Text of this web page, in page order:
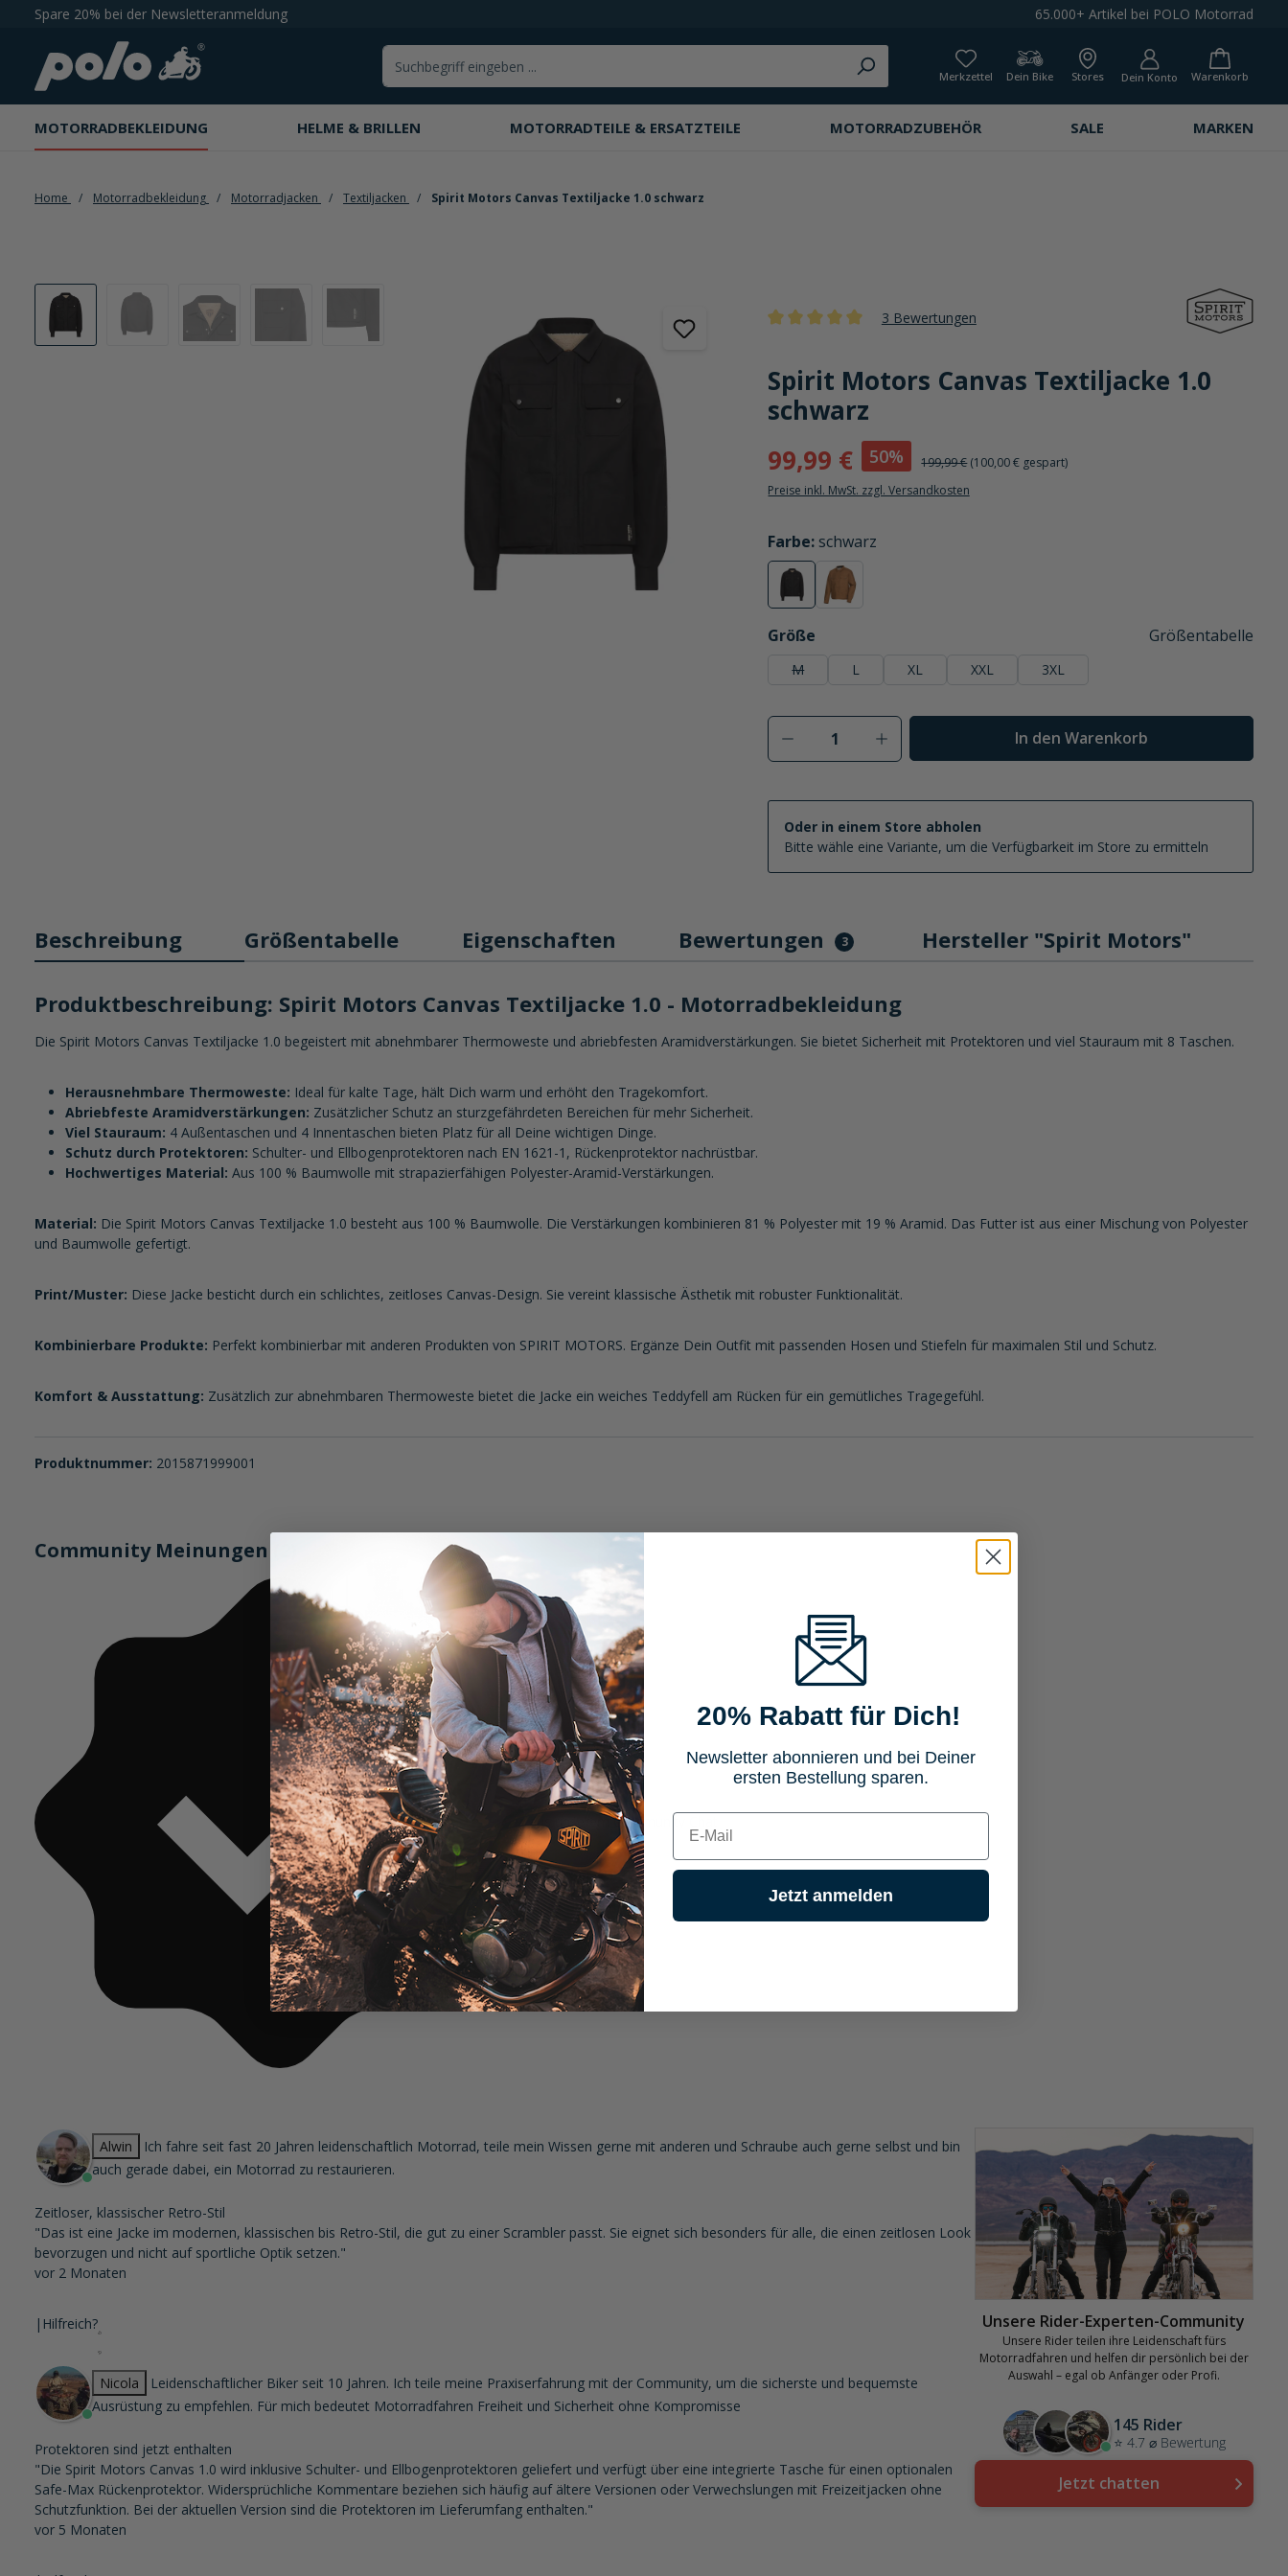
Zur Hauptnavigation springen
Spare 20% bei der Newsletteranmeldung 65.000+ Artikel bei POLO Motorrad
Merkzettel Dein Bike Stores Dein Konto Warenkorb
MOTORRADBEKLEIDUNG HELME & BRILLEN MOTORRADTEILE & ERSATZTEILE MOTORRADZUBEHÖR SALE MARKEN
Home Motorradbekleidung Motorradjacken Textiljacken Spirit Motors Canvas Textiljacke 1.0 schwarz
Bildergalerie überspringen
3 Bewertungen
Spirit Motors Canvas Textiljacke 1.0
schwarz
99,99 €
50% 199,99 € (100,00 € gespart)
Preise inkl. MwSt. zzgl. Versandkosten
Farbe
auswählen
: schwarz
schwarz
(Diese Option ist zurzeit nicht verfügbar.)
beige
(Diese Option ist zurzeit nicht verfügbar.)
Größe
auswählen Größentabelle
M L XL XXL 3XL
Produkt Anzahl: Gib den gewünschten Wert ein
In den Warenkorb
Oder in einem Store abholen
Bitte wähle eine Variante, um die Verfügbarkeit im Store zu ermitteln
Beschreibung Größentabelle Eigenschaften Bewertungen 3 Hersteller "Spirit Motors"
Produktbeschreibung: Spirit Motors Canvas Textiljacke 1.0 - Motorradbekleidung
Die Spirit Motors Canvas Textiljacke 1.0 begeistert mit abnehmbarer Thermoweste und abriebfesten Aramidverstärkungen. Sie bietet Sicherheit mit Protektoren und viel Stauraum mit 8 Taschen.
Herausnehmbare Thermoweste: Ideal für kalte Tage, hält Dich warm und erhöht den Tragekomfort.
Abriebfeste Aramidverstärkungen: Zusätzlicher Schutz an sturzgefährdeten Bereichen für mehr Sicherheit.
Viel Stauraum: 4 Außentaschen und 4 Innentaschen bieten Platz für all Deine wichtigen Dinge.
Schutz durch Protektoren: Schulter- und Ellbogenprotektoren nach EN 1621-1, Rückenprotektor nachrüstbar.
Hochwertiges Material: Aus 100 % Baumwolle mit strapazierfähigen Polyester-Aramid-Verstärkungen.
Material: Die Spirit Motors Canvas Textiljacke 1.0 besteht aus 100 % Baumwolle. Die Verstärkungen kombinieren 81 % Polyester mit 19 % Aramid. Das Futter ist aus einer Mischung von Polyester
und Baumwolle gefertigt.
Print/Muster: Diese Jacke besticht durch ein schlichtes, zeitloses Canvas-Design. Sie vereint klassische Ästhetik mit robuster Funktionalität.
Kombinierbare Produkte: Perfekt kombinierbar mit anderen Produkten von SPIRIT MOTORS. Ergänze Dein Outfit mit passenden Hosen und Stiefeln für maximalen Stil und Schutz.
Komfort & Ausstattung: Zusätzlich zur abnehmbaren Thermoweste bietet die Jacke ein weiches Teddyfell am Rücken für ein gemütliches Tragegefühl.
Produktnummer: 2015871999001
Community Meinungen (2)
aus unserem Community Chat
Alwin
Ich fahre seit fast 20 Jahren leidenschaftlich Motorrad, teile mein Wissen gerne mit anderen und Schraube auch gerne selbst und bin
auch gerade dabei, ein Motorrad zu restaurieren.
Zeitloser, klassischer Retro-Stil
"Das ist eine Jacke im modernen, klassischen bis Retro-Stil, die gut zu einer Scrambler passt. Sie eignet sich besonders für alle, die einen zeitlosen Look
bevorzugen und nicht auf sportliche Optik setzen."
vor 2 Monaten
| Hilfreich?
Nicola
Leidenschaftlicher Biker seit 10 Jahren. Ich teile meine Praxiserfahrung mit der Community, um die sicherste und bequemste
Ausrüstung zu empfehlen. Für mich bedeutet Motorradfahren Freiheit und Sicherheit ohne Kompromisse
Protektoren sind jetzt enthalten
"Die Spirit Motors Canvas 1.0 wird inklusive Schulter- und Ellbogenprotektoren geliefert und verfügt über eine integrierte Tasche für einen optionalen
Safe-Max Rückenprotektor. Widersprüchliche Kommentare beziehen sich häufig auf ältere Versionen oder Verwechslungen mit Freizeitjacken ohne
Schutzfunktion. Bei der aktuellen Version sind die Protektoren im Lieferumfang enthalten."
vor 5 Monaten
Unsere Rider-Experten-Community
Unsere Rider teilen ihre Leidenschaft fürs
Motorradfahren und helfen dir persönlich bei der
Auswahl – egal ob Anfänger oder Profi.
145 Rider
⭐ 4.7 ⌀ Bewertung
Jetzt chatten
20% Rabatt für Dich!
Newsletter abonnieren und bei Deiner
ersten Bestellung sparen.
E-mail
Jetzt anmelden